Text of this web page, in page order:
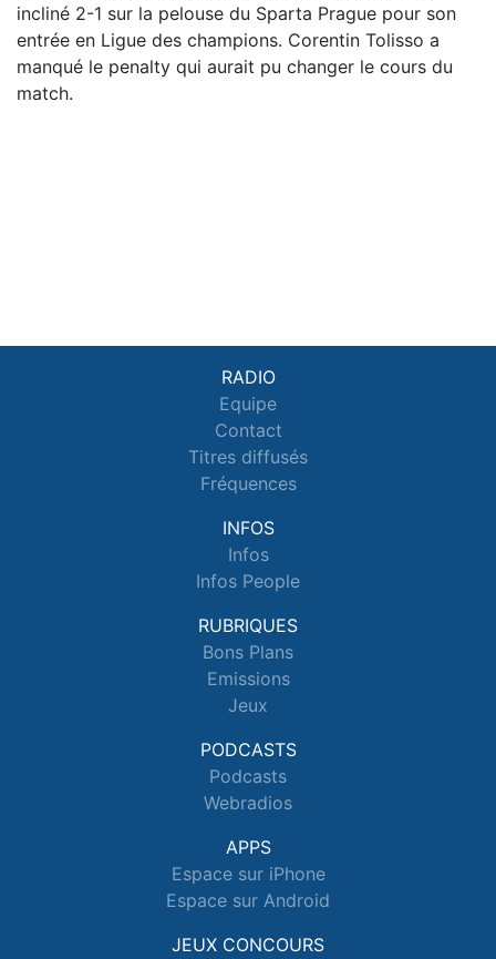
incliné 2-1 sur la pelouse du Sparta Prague pour son
entrée en Ligue des champions. Corentin Tolisso a
manqué le penalty qui aurait pu changer le cours du
match.
RADIO
Equipe
Contact
Titres diffusés
Fréquences
INFOS
Infos
Infos People
RUBRIQUES
Bons Plans
Emissions
Jeux
PODCASTS
Podcasts
Webradios
APPS
Espace sur iPhone
Espace sur Android
JEUX CONCOURS